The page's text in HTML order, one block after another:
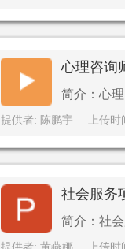
心理咨询
简介：心
提供者: 陈鹏宇 上传
社会服务
简介：社